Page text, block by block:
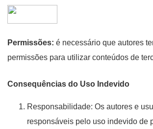
Permissões: é necessário que autores
permissões para utilizar conteúdos de
Consequências do Uso Indevido
Responsabilidade: Os autores e
responsáveis pelo uso indevido de